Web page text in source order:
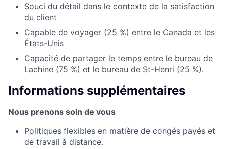
Souci du détail dans le contexte de la satisfaction
du client
Capable de voyager (25 %) entre le Canada et les
États-Unis
Capacité de partager le temps entre le bureau de
Lachine (75 %) et le bureau de St-Henri (25 %).
Informations supplémentaires
Nous prenons soin de vous
Politiques flexibles en matière de congés payés et
de travail à distance.